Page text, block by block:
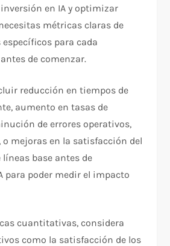
en IA y optimizar
métricas claras de
específicos para cada
de comenzar.
reducción en tiempos de
aumento en tasas de
de errores operativos,
o mejoras en la satisfacción del
líneas base antes de
para poder medir el impacto
cuantitativas, considera
como la satisfacción de los